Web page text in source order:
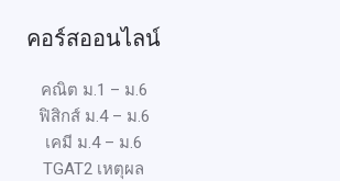
คอร์สออนไลน์
คณิต ม.1 – ม.6
ฟิสิกส์ ม.4 – ม.6
เคมี ม.4 – ม.6
TGAT2 เหตุผล